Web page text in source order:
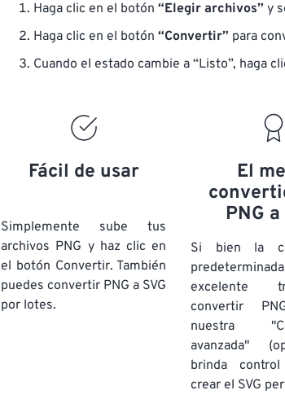
Haga clic en el botón “Elegir archivos” y
Haga clic en el botón “Convertir” para
Cuando el estado cambie a “Listo”, haga
Fácil de usar
Simplemente sube tus
archivos PNG y haz clic en
el botón Convertir. También
puedes convertir PNG a SVG
por lotes.
El
PNG a
Si bien la
excelente
convertir
nuestra
avanzada"
brinda
crear el SVG